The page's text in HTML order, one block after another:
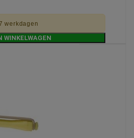
werkdagen
WINKELWAGEN